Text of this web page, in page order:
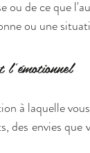
ou de ce que
ou une
l'émotionnel
à laquelle
des envies que